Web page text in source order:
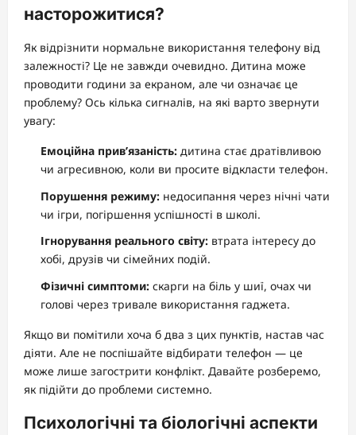
насторожитися?
Як відрізнити нормальне використання телефону від
залежності? Це не завжди очевидно. Дитина може
проводити години за екраном, але чи означає це
проблему? Ось кілька сигналів, на які варто звернути
увагу:
Емоційна прив’язаність: дитина стає дратівливою
чи агресивною, коли ви просите відкласти телефон.
Порушення режиму: недосипання через нічні чати
чи ігри, погіршення успішності в школі.
Ігнорування реального світу: втрата інтересу до
хобі, друзів чи сімейних подій.
Фізичні симптоми: скарги на біль у шиї, очах чи
голові через тривале використання гаджета.
Якщо ви помітили хоча б два з цих пунктів, настав час
діяти. Але не поспішайте відбирати телефон — це
може лише загострити конфлікт. Давайте розберемо,
як підійти до проблеми системно.
Психологічні та біологічні аспекти